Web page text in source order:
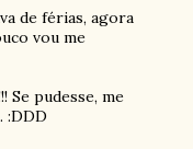
de férias, agora
vou me
Se pudesse, me
:DDD